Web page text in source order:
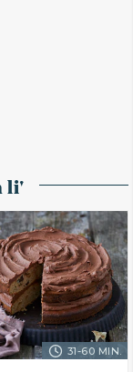
li'
31-60 MIN.